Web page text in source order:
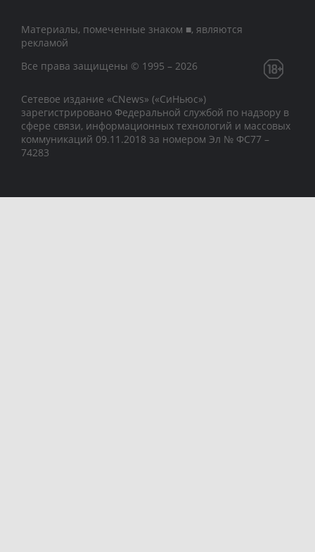
Материалы, помеченные знаком ■, являются
рекламой
Все права защищены © 1995 – 2026
Сетевое издание «CNews» («СиНьюс»)
зарегистрировано Федеральной службой по надзору в
сфере связи, информационных технологий и массовых
коммуникаций 09.11.2018 за номером Эл № ФС77 –
74283